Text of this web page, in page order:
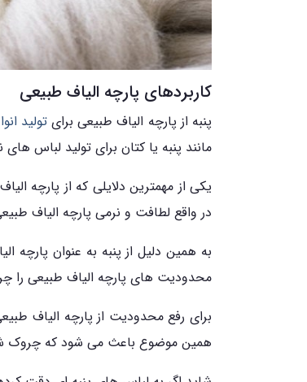
کاربردهای پارچه الیاف طبیعی
پنبه از پارچه الیاف طبیعی برایتولید
مانند پنبه یا کتان برای تولید لباس
یکی از مهمترین دلایلی که از پارچه
در واقع لطافت و نرمی پارچه الیاف
به همین دلیل از پنبه به عنوان پارچه
محدودیت های پارچه الیاف طبیعی را
برای رفع محدودیت از پارچه الیاف
همین موضوع باعث می شود که چروک